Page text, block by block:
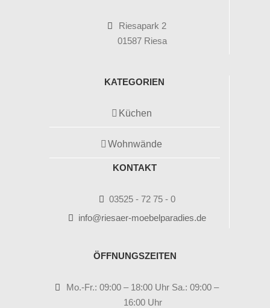
Riesapark 2
01587 Riesa
KATEGORIEN
Küchen
Wohnwände
KONTAKT
03525 - 72 75 - 0
info@riesaer-moebelparadies.de
ÖFFNUNGSZEITEN
Mo.-Fr.: 09:00 – 18:00 Uhr Sa.: 09:00 –
16:00 Uhr